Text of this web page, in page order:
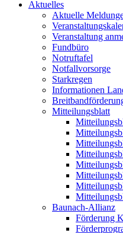
Aktuelles
Aktuelle
Veranstaltung
Fundbüro
Notruftafel
Notfallvorsorge
Starkregen
Informationen
Mitteilungsblatt
Baunach-Allianz
Förderung